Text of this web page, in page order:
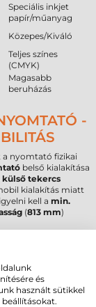
Speciális inkjet
papír/műanyag
Közepes/Kiváló
Teljes színes
(CMYK)
Magasabb
beruházás
-
a nyomtató fizikai
belső kialakítása
külső tekercs
kialakítás miatt
kell a min.
(813 mm)
Ez a kettős
fekete jeles)
termál papír,
és
használt sütikkel